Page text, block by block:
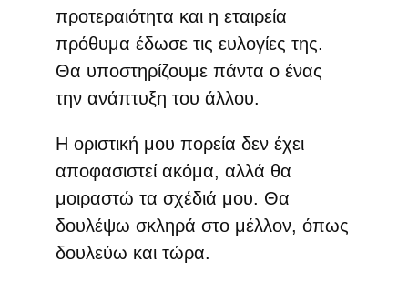
προτεραιότητα και η εταιρεία
πρόθυμα έδωσε τις ευλογίες της.
Θα υποστηρίζουμε πάντα ο ένας
την ανάπτυξη του άλλου.
Η οριστική μου πορεία δεν έχει
αποφασιστεί ακόμα, αλλά θα
μοιραστώ τα σχέδιά μου. Θα
δουλέψω σκληρά στο μέλλον, όπως
δουλεύω και τώρα.